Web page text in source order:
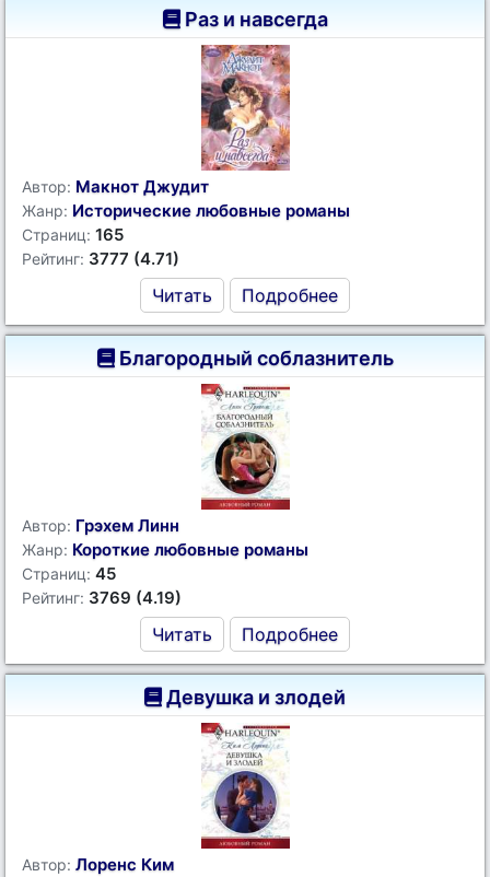
Раз и навсегда
Автор: Макнот Джудит
Жанр: Исторические любовные романы
Страниц: 165
Рейтинг: 3777 (4.71)
Читать Подробнее
Благородный соблазнитель
Автор: Грэхем Линн
Жанр: Короткие любовные романы
Страниц: 45
Рейтинг: 3769 (4.19)
Читать Подробнее
Девушка и злодей
Автор: Лоренс Ким